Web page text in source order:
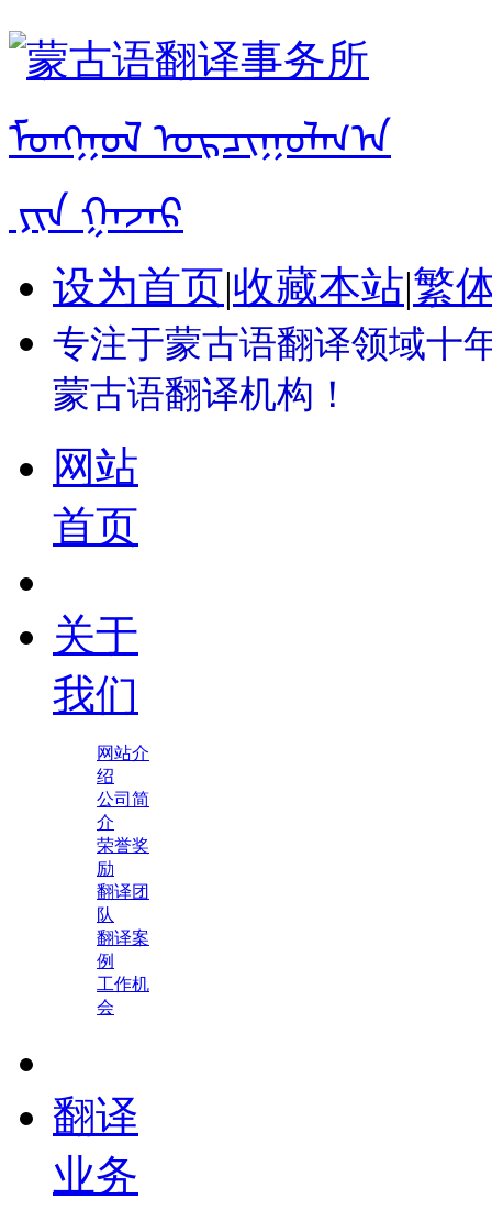
设为首页|收藏本站|繁
专注于蒙古语翻译领域十
蒙古语翻译机构！
网站
首页
关于
我们
网站介
绍
公司简
介
荣誉奖
励
翻译团
队
翻译案
例
工作机
会
翻译
业务